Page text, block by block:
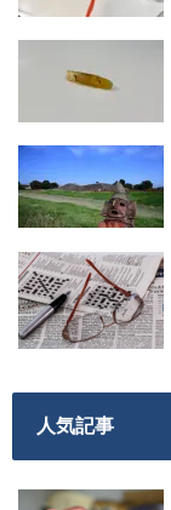
人気記事